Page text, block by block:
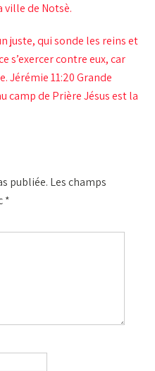
ville de Notsè.
juste, qui sonde les reins et
s’exercer contre eux, car
Jérémie 11:20 Grande
camp de Prière Jésus est la
publiée. Les champs
*